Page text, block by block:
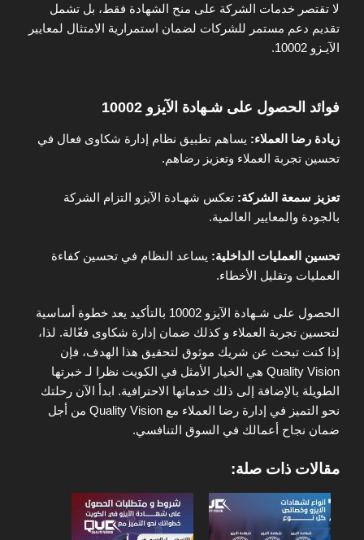
لا تقتصر خدمات الشركة على منح الشهادة فقط، بل تشمل
تقديم دعم مستمر للشركات لضمان استمرارية الامتثال لمعايير
الآيـزو 10002.
فوائد الحصول على شـهادة الآيزو 10002
زيادة رضا العملاء: يساهم تطبيق نظام إدارة شكاوى فعال في
تحسين تجربة العملاء وتعزيز رضاهم.
تعزيز سمعة الشركة: تعكس شهـادة الآيزو التزام الشركة
بالجودة والمعايير العالمية.
تحسين العمليات الداخلية: يساعد النظام في تحسين كفاءة
العمليات وتقليل الأخطاء.
الحصول على شـهادة الآيزو 10002 بالتأكيد يعد خطوة أساسية
لتحسين تجربة العملاء و كذلك ضمان إدارة شكاوى فعّالة. لذا،
إذا كنت تبحث عن شريك موثوق لتحقيق هذا الهدف، فإن
Quality Vision هي الخيار الأمثل في الكويت نظرا لـ خبرتها
الطويلة بالإضافة إلى ذلك خدماتها الاحترافية. ابدأ الآن رحلتك
نحو التميز في إدارة رضا العملاء مع Quality Vision من أجل
ضمان نجاح أعمالك في السوق التنافسي.
مقالات ذات صلة: